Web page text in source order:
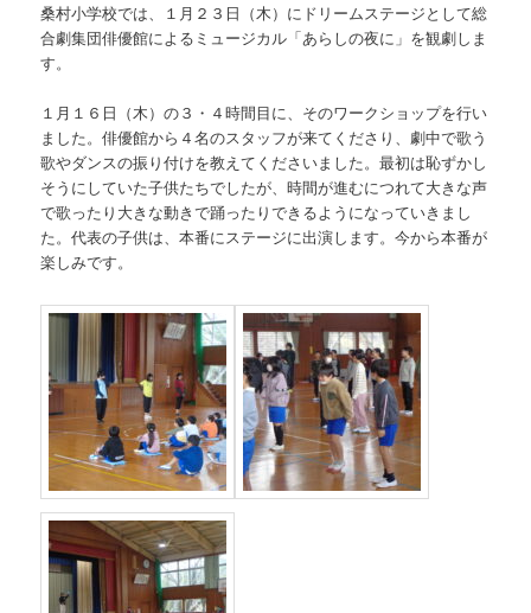
桑村小学校では、１月２３日（木）にドリームステージとして総
合劇集団俳優館によるミュージカル「あらしの夜に」を観劇しま
す。
１月１６日（木）の３・４時間目に、そのワークショップを行い
ました。俳優館から４名のスタッフが来てくださり、劇中で歌う
歌やダンスの振り付けを教えてくださいました。最初は恥ずかし
そうにしていた子供たちでしたが、時間が進むにつれて大きな声
で歌ったり大きな動きで踊ったりできるようになっていきまし
た。代表の子供は、本番にステージに出演します。今から本番が
楽しみです。